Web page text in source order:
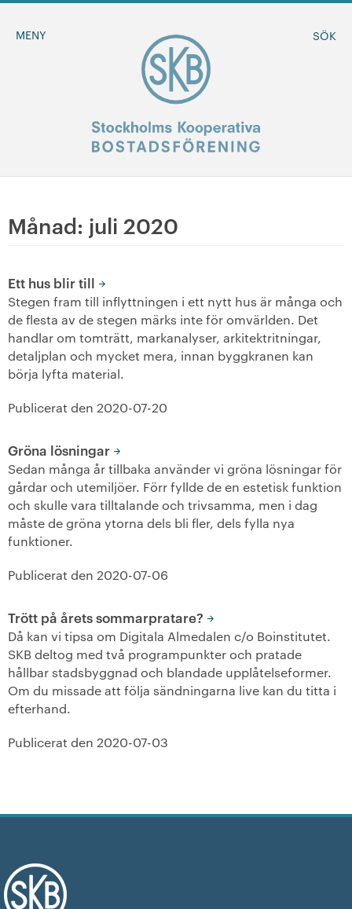
SÖK
MENY
+
Om oss
+
Sök ledigt
Våra bostäder
Jobba hos oss
Månad: juli 2020
Ett hus blir till
Stegen fram till inflyttningen i ett nytt hus är många och
de flesta av de stegen märks inte för omvärlden. Det
handlar om tomträtt, markanalyser, arkitektritningar,
detaljplan och mycket mera, innan byggkranen kan
börja lyfta material.
Publicerat den 2020-07-20
Gröna lösningar
Sedan många år tillbaka använder vi gröna lösningar för
gårdar och utemiljöer. Förr fyllde de en estetisk funktion
och skulle vara tilltalande och trivsamma, men i dag
måste de gröna ytorna dels bli fler, dels fylla nya
funktioner.
Publicerat den 2020-07-06
Trött på årets sommarpratare?
Då kan vi tipsa om Digitala Almedalen c/o Boinstitutet.
SKB deltog med två programpunkter och pratade
hållbar stadsbyggnad och blandade upplåtelseformer.
Om du missade att följa sändningarna live kan du titta i
efterhand.
Publicerat den 2020-07-03